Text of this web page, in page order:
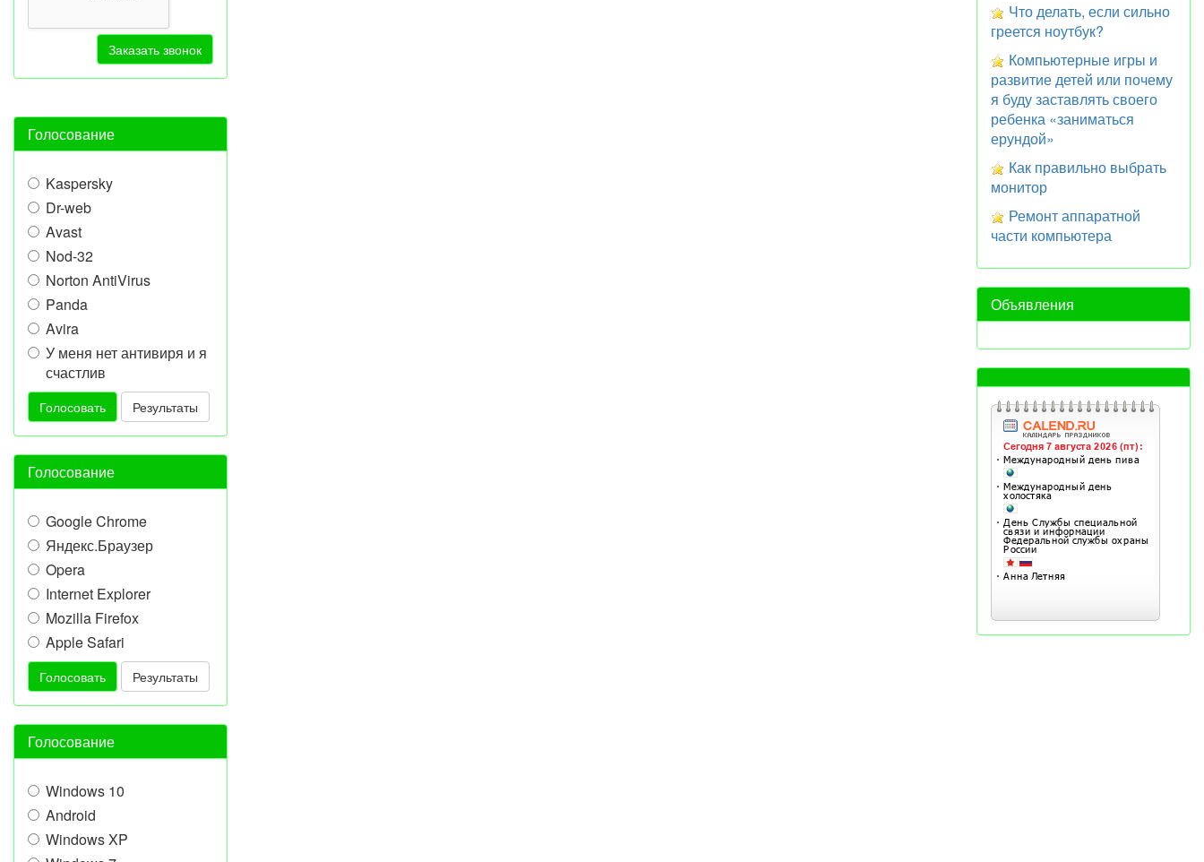
Заказать звонок
Голосование
Kaspersky
Dr-web
Avast
Nod-32
Norton AntiVirus
Panda
Avira
У меня нет антивиря и я
счастлив
Голосовать Результаты
Голосование
Google Chrome
Яндекс.Браузер
Opera
Internet Explorer
Mozilla Firefox
Apple Safari
Голосовать Результаты
Голосование
Windows 10
Android
Windows XP
Что делать, если сильно
греется ноутбук?
Компьютерные игры и
развитие детей или почему
я буду заставлять своего
ребенка «заниматься
ерундой»
Как правильно выбрать
монитор
Ремонт аппаратной
части компьютера
Объявления